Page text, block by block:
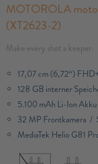
MOTOROLA moto
(XT2623-2)
Make every shot a keeper.
17,07 cm (6,72“)
128 GB interner
5.100 mAh Li-Ion Akku
32 MP Frontkamera /
MediaTek Helio G81